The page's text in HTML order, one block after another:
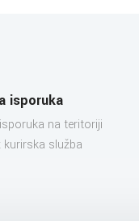
isporuka
na teritoriji
kurirska služba